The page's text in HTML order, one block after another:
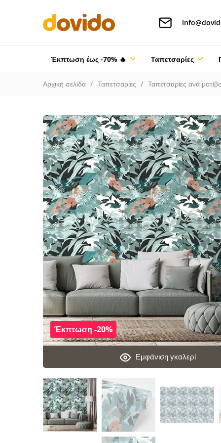
Έκπτωση έως -70% 🔥 Ταπετσαρίες
Αρχική σελίδα Ταπετσαρίες Ταπετσαρίες ανά
Εμφάνιση γκαλερί
Έκπτωση -20%